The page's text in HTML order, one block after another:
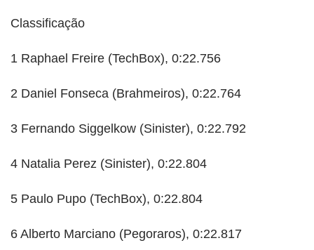
Classificação
1 Raphael Freire (TechBox), 0:22.756
2 Daniel Fonseca (Brahmeiros), 0:22.764
3 Fernando Siggelkow (Sinister), 0:22.792
4 Natalia Perez (Sinister), 0:22.804
5 Paulo Pupo (TechBox), 0:22.804
6 Alberto Marciano (Pegoraros), 0:22.817